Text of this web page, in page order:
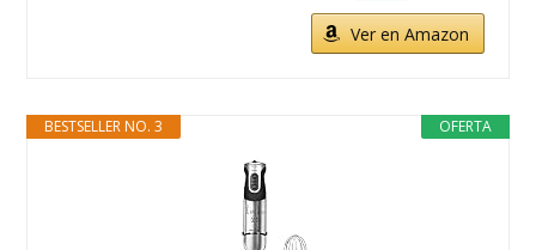
Ver en Amazon
OFERTA
BESTSELLER NO. 3